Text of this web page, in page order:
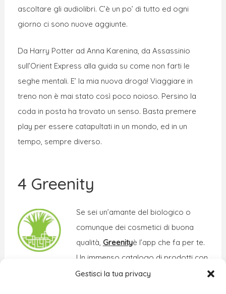
Gestisci la tua privacy
ascoltare gli audiolibri. C’è un po’ di tutto ed ogni
giorno ci sono nuove aggiunte.
Da Harry Potter ad Anna Karenina, da Assassinio
sull’Orient Express alla guida su come non farti le
seghe mentali. E’ la mia nuova droga! Viaggiare in
treno non è mai stato così poco noioso. Persino la
coda in posta ha trovato un senso. Basta premere
play per essere catapultati in un mondo, ed in un
tempo, sempre diverso.
4 Greenity
Se sei un’amante del biologico o
comunque dei cosmetici di buona
qualità, Greenityè l’app che fa per te.
Un immenso catalogo di prodotti con
un’accurata analisi dell’INCI, ingrediente per